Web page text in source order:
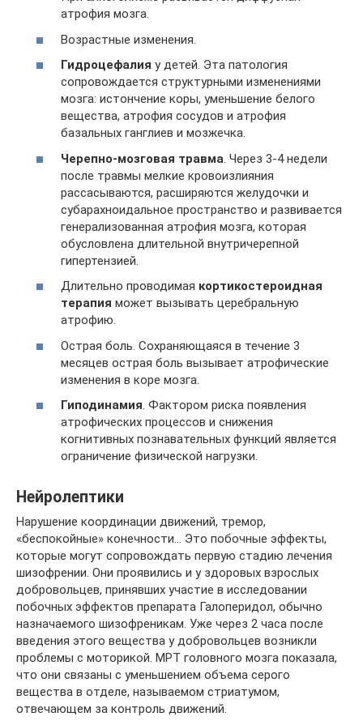
атрофия мозга.
Возрастные изменения.
Гидроцефалия у детей. Эта патология
сопровождается структурными изменениями
мозга: истончение коры, уменьшение белого
вещества, атрофия сосудов и атрофия
базальных ганглиев и мозжечка.
Черепно-мозговая травма . Через 3-4 недели
после травмы мелкие кровоизлияния
рассасываются, расширяются желудочки и
субарахноидальное пространство и развивается
генерализованная атрофия мозга, которая
обусловлена длительной внутричерепной
гипертензией.
Длительно проводимая кортикостероидная
терапия может вызывать церебральную
атрофию.
Острая боль. Сохраняющаяся в течение 3
месяцев острая боль вызывает атрофические
изменения в коре мозга.
Гиподинамия. Фактором риска появления
атрофических процессов и снижения
когнитивных познавательных функций является
ограничение физической нагрузки.
Нейролептики
Нарушение координации движений, тремор,
«беспокойные» конечности… Это побочные эффекты,
которые могут сопровождать первую стадию лечения
шизофрении. Они проявились и у здоровых взрослых
добровольцев, принявших участие в исследовании
побочных эффектов препарата Галоперидол, обычно
назначаемого шизофреникам. Уже через 2 часа после
введения этого вещества у добровольцев возникли
проблемы с моторикой. МРТ головного мозга показала,
что они связаны с уменьшением объема серого
вещества в отделе, называемом стриатумом,
отвечающем за контроль движений.